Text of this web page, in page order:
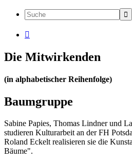

Die Mitwirkenden
(in alphabetischer Reihenfolge)
Baumgruppe
Sabine Papies, Thomas Lindner und
studieren Kulturarbeit an der FH
Roland Eckelt realisieren sie die
Bäume".